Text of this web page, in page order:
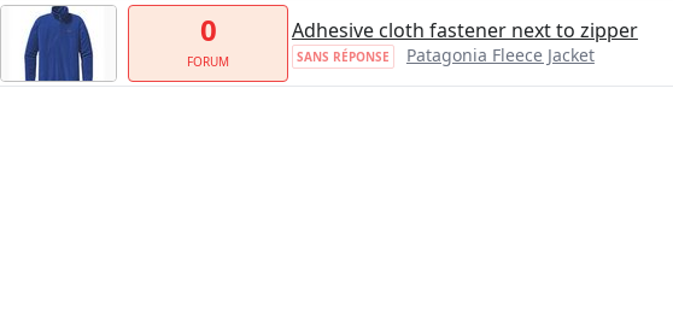
0
FORUM
Adhesive cloth fastener next to zipper
SANS RÉPONSE Patagonia Fleece Jacket